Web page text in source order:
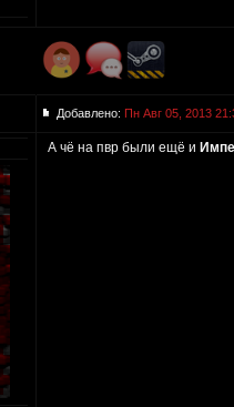
Добавлено: Пн Авг 05, 2013
А чё на пвр были ещё и